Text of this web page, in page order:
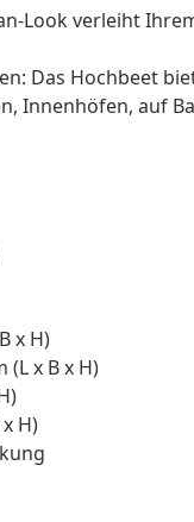
Look verleiht
Das Hochbeet
Innenhöfen, auf
x H)
(L x B x H)
H)